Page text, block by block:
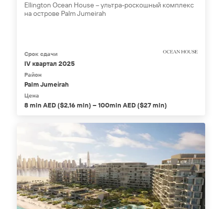
Ellington Ocean House – ультра-роскошный комплекс
на острове Palm Jumeirah
Срок сдачи
IV квартал 2025
Район
Palm Jumeirah
Цена
8 mln AED ($2,16 mln) – 100mln AED ($27 mln)